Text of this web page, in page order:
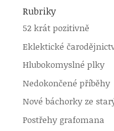
Rubriky
52 krát pozitivně
Eklektické
Hlubokomyslné plky
Nedokončené příběhy
Nové báchorky ze
Postřehy grafomana